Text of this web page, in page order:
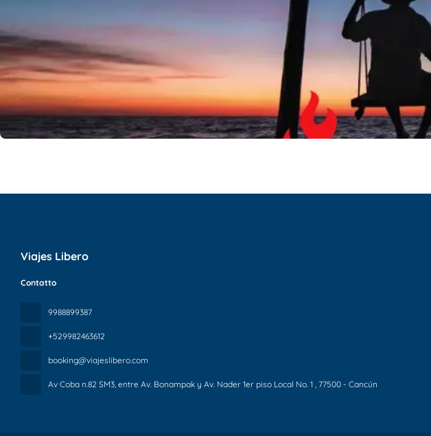
Viajes Libero
Contatto
9988899387
+529982463612
booking@viajeslibero.com
Av Coba n.82 SM3, entre Av. Bonampak y Av. Nader 1er piso Local No. 1 , 77500 - Cancún